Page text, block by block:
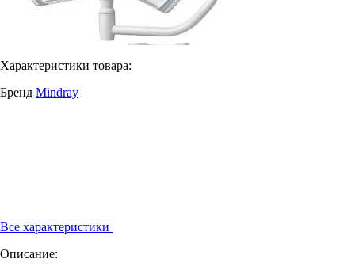
Характеристики товара:
Бренд Mindray
Все характеристики
Описание: